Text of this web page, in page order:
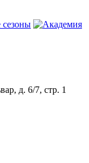
д. 6/7, стр. 1